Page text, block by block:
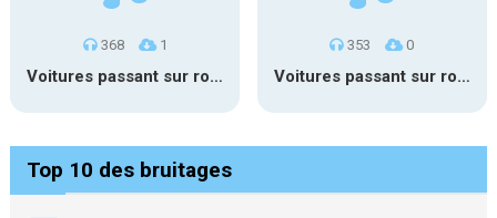
368 1
Voitures passant sur route enneigée 2
353 0
Voitures passant sur route enneigée
Top 10 des bruitages